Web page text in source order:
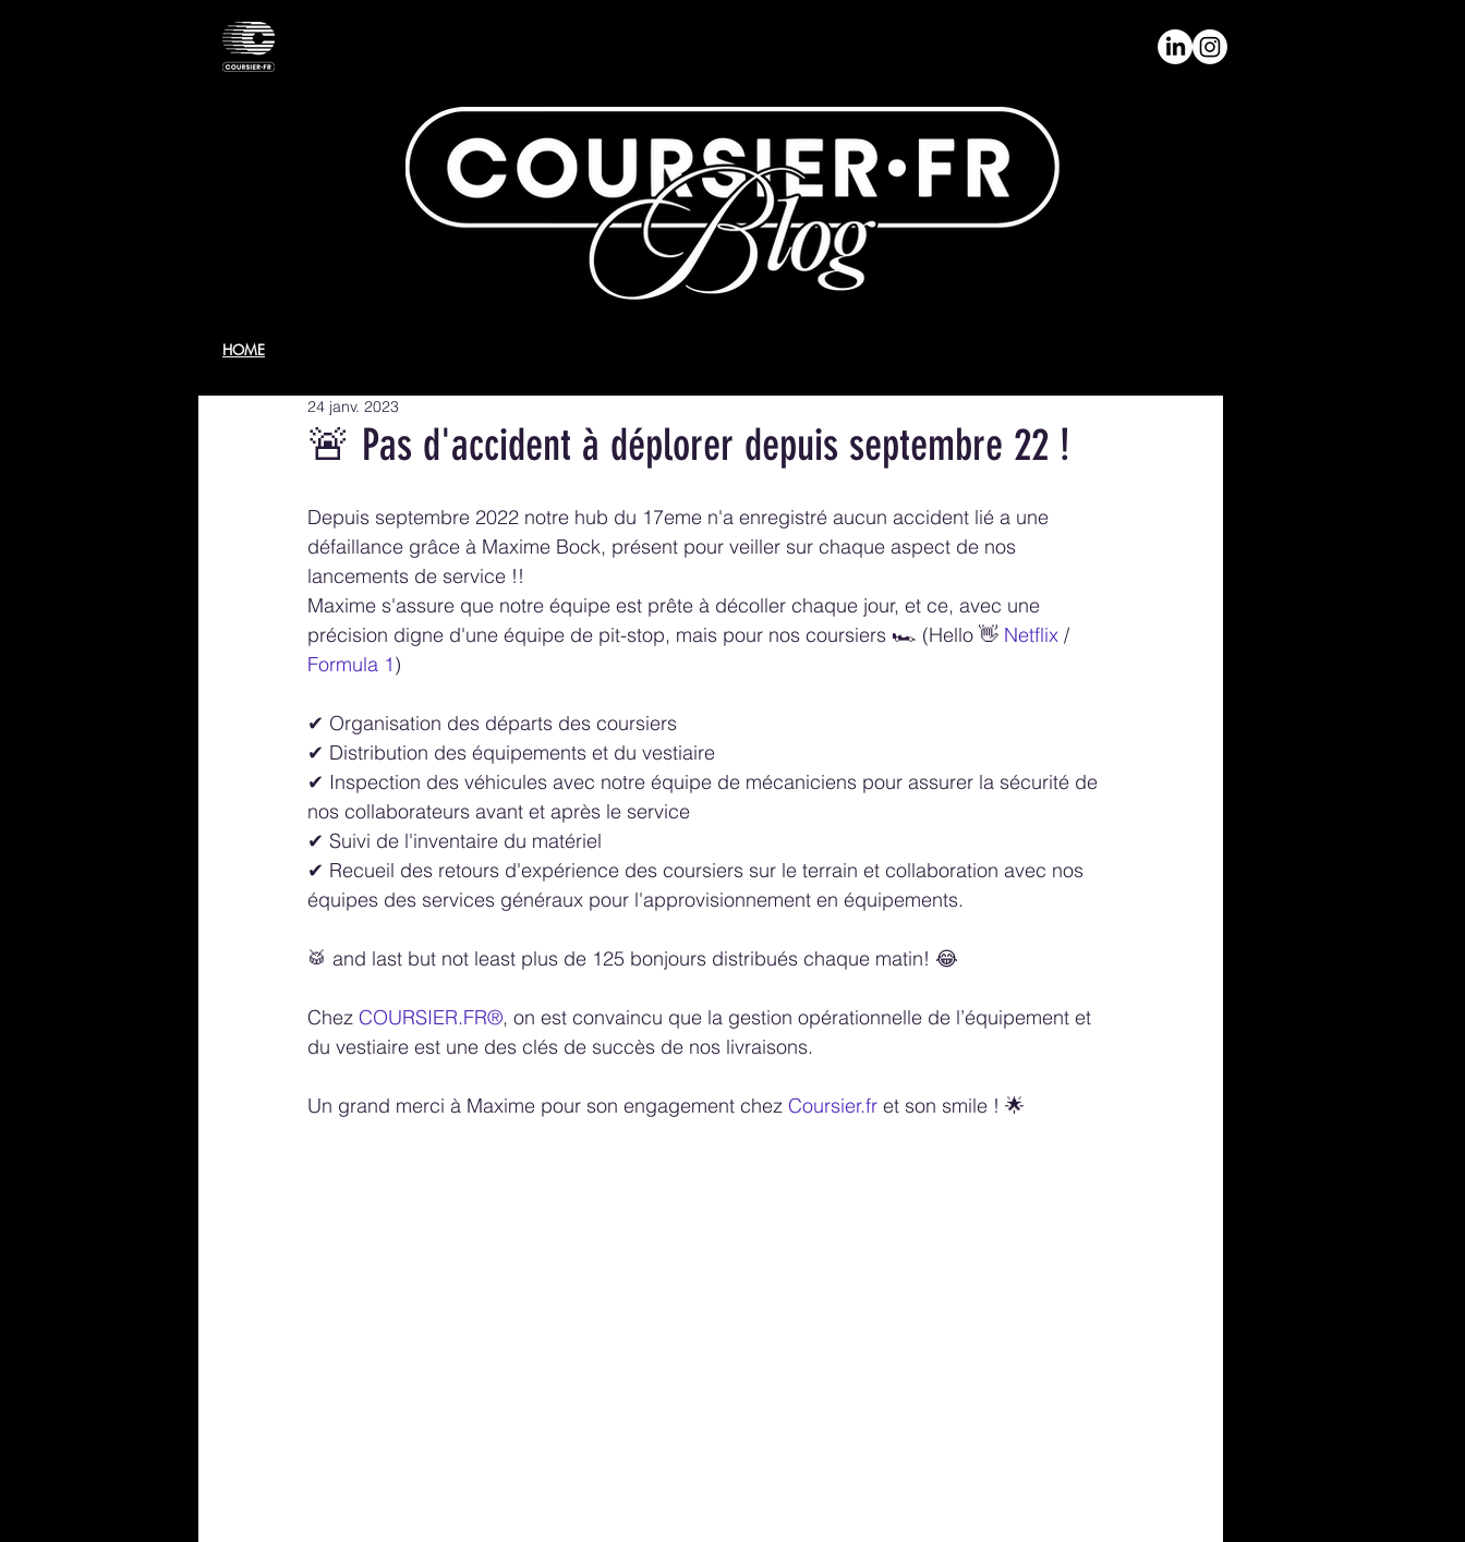
HOME
🚨 Pas d'accident à déplorer depuis septembre 22 !
24 janv. 2023
Depuis septembre 2022 notre hub du 17eme n'a enregistré aucun accident lié a une
défaillance grâce à Maxime Bock, présent pour veiller sur chaque aspect de nos
lancements de service !!
Maxime s'assure que notre équipe est prête à décoller chaque jour, et ce, avec une
précision digne d'une équipe de pit-stop, mais pour nos coursiers 🏎 (Hello 👋 Netflix /
Formula 1)
✔ Organisation des départs des coursiers
✔ Distribution des équipements et du vestiaire
✔ Inspection des véhicules avec notre équipe de mécaniciens pour assurer la sécurité de
nos collaborateurs avant et après le service
✔ Suivi de l'inventaire du matériel
✔ Recueil des retours d'expérience des coursiers sur le terrain et collaboration avec nos
équipes des services généraux pour l'approvisionnement en équipements.
🥁 and last but not least plus de 125 bonjours distribués chaque matin! 😂
Chez COURSIER.FR®, on est convaincu que la gestion opérationnelle de l’équipement et
du vestiaire est une des clés de succès de nos livraisons.
Un grand merci à Maxime pour son engagement chez Coursier.fr et son smile ! 🌟